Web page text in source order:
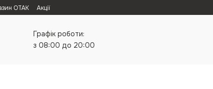
ОТАК Акції
Графік роботи:
з 08:00 до 20:00